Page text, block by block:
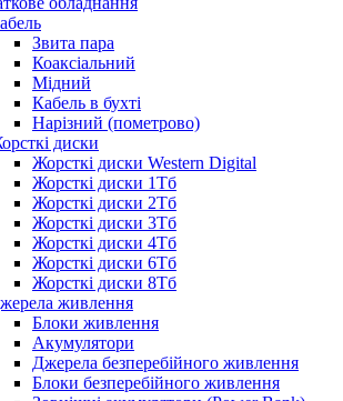
Звита пара
Коаксіальний
Мідний
Кабель в бухті
Нарізний (пометрово)
диски
Жорсткі диски Western Digital
Жорсткі диски 1Тб
Жорсткі диски 2Тб
Жорсткі диски 3Тб
Жорсткі диски 4Тб
Жорсткі диски 6Тб
Жорсткі диски 8Тб
живлення
Блоки живлення
Акумулятори
Джерела безперебійного живлення
Блоки безперебійного живлення